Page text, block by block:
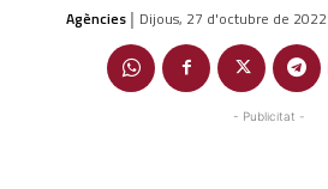
Agències | Dijous, 27 d'octubre de 2022
- Publicitat -